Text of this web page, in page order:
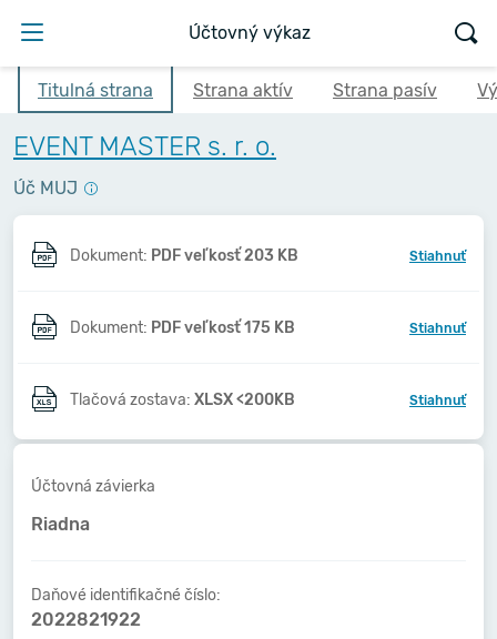
Účtovný výkaz
Titulná strana Strana aktív Strana pasív
EVENT MASTER s. r. o.
Úč MUJ
Dokument: PDF veľkosť 203 KB Stiahnuť
Dokument: PDF veľkosť 175 KB Stiahnuť
Tlačová zostava: XLSX <200KB Stiahnuť
Účtovná závierka
Riadna
Daňové identifikačné číslo:
2022821922